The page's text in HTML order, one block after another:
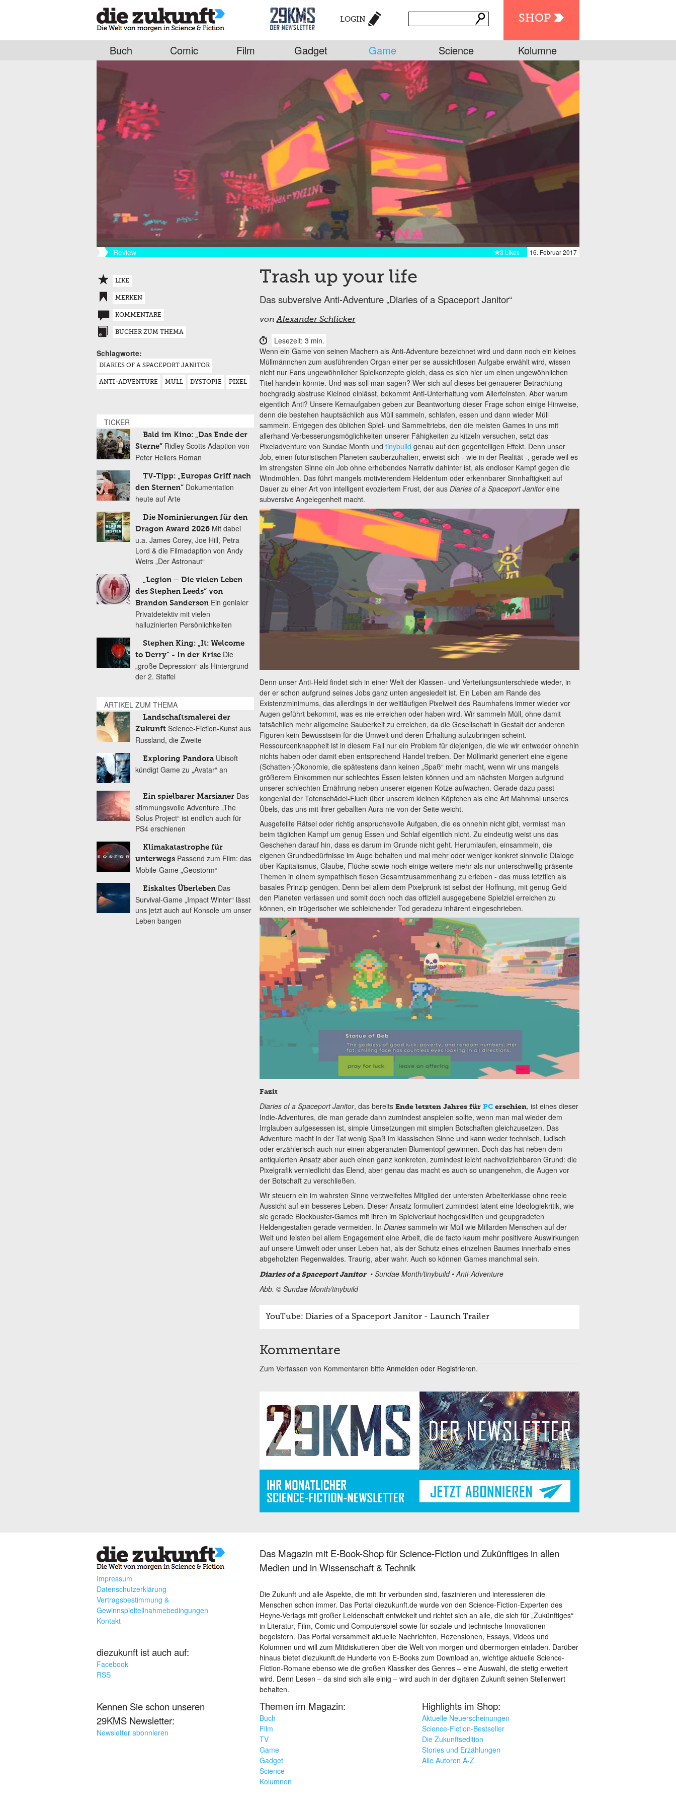
SHOP
LOGIN
Buch Comic Film Gadget Game Science Kolumne
Review 16. Februar 2017
3 Likes
Trash up your life
Das subversive Anti-Adventure „Diaries of a Spaceport Janitor“
vonAlexander Schlicker
Lesezeit: 3 min.
Wenn ein Game von seinen Machern als Anti-Adventure bezeichnet wird und dann noch ein kleines
Müllmännchen zum ausführenden Organ einer per se aussichtlosen Aufgabe erwählt wird, wissen
nicht nur Fans ungewöhnlicher Spielkonzepte gleich, dass es sich hier um einen ungewöhnlichen
Titel handeln könnte. Und was soll man sagen? Wer sich auf dieses bei genauerer Betrachtung
hochgradig abstruse Kleinod einlässt, bekommt Anti-Unterhaltung vom Allerfeinsten. Aber warum
eigentlich Anti? Unsere Kernaufgaben geben zur Beantwortung dieser Frage schon einige Hinweise,
denn die bestehen hauptsächlich aus Müll sammeln, schlafen, essen und dann wieder Müll
sammeln. Entgegen des üblichen Spiel- und Sammeltriebs, den die meisten Games in uns mit
allerhand Verbesserungsmöglichkeiten unserer Fähigkeiten zu kitzeln versuchen, setzt das
Pixeladventure von Sundae Month und tinybuild genau auf den gegenteiligen Effekt. Denn unser
Job, einen futuristischen Planeten sauberzuhalten, erweist sich - wie in der Realität -, gerade weil es
im strengsten Sinne ein Job ohne erhebendes Narrativ dahinter ist, als endloser Kampf gegen die
Windmühlen. Das führt mangels motivierendem Heldentum oder erkennbarer Sinnhaftigkeit auf
Dauer zu einer Art von intelligent evoziertem Frust, der aus Diaries of a Spaceport Janitoreine
subversive Angelegenheit macht.
Denn unser Anti-Held findet sich in einer Welt der Klassen- und Verteilungsunterschiede wieder, in
der er schon aufgrund seines Jobs ganz unten angesiedelt ist. Ein Leben am Rande des
Existenzminimums, das allerdings in der weitläufigen Pixelwelt des Raumhafens immer wieder vor
Augen geführt bekommt, was es nie erreichen oder haben wird. Wir sammeln Müll, ohne damit
tatsächlich mehr allgemeine Sauberkeit zu erreichen, da die Gesellschaft in Gestalt der anderen
Figuren kein Bewusstsein für die Umwelt und deren Erhaltung aufzubringen scheint.
Ressourcenknappheit ist in diesem Fall nur ein Problem für diejenigen, die wie wir entweder ohnehin
nichts haben oder damit eben entsprechend Handel treiben. Der Müllmarkt generiert eine eigene
(Schatten-)Ökonomie, die spätestens dann keinen „Spaß“ mehr macht, wenn wir uns mangels
größerem Einkommen nur schlechtes Essen leisten können und am nächsten Morgen aufgrund
unserer schlechten Ernährung neben unserer eigenen Kotze aufwachen. Gerade dazu passt
kongenial der Totenschädel-Fluch über unserem kleinen Köpfchen als eine Art Mahnmal unseres
Übels, das uns mit ihrer geballten Aura nie von der Seite weicht.
Ausgefeilte Rätsel oder richtig anspruchsvolle Aufgaben, die es ohnehin nicht gibt, vermisst man
beim täglichen Kampf um genug Essen und Schlaf eigentlich nicht. Zu eindeutig weist uns das
Geschehen darauf hin, dass es darum im Grunde nicht geht. Herumlaufen, einsammeln, die
eigenen Grundbedürfnisse im Auge behalten und mal mehr oder weniger konkret sinnvolle Dialoge
über Kapitalismus, Glaube, Flüche sowie noch einige weitere mehr als nur unterschwellig präsente
Themen in einem sympathisch fiesen Gesamtzusammenhang zu erleben - das muss letztlich als
basales Prinzip genügen. Denn bei allem dem Pixelprunk ist selbst der Hoffnung, mit genug Geld
den Planeten verlassen und somit doch noch das offiziell ausgegebene Spielziel erreichen zu
können, ein trügerischer wie schleichender Tod geradezu inhärent eingeschrieben.
Fazit
Diaries of a Spaceport Janitor, das bereits Ende letzten Jahres für PCerschien, ist eines dieser
Indie-Adventures, die man gerade dann zumindest anspielen sollte, wenn man mal wieder dem
Irrglauben aufgesessen ist, simple Umsetzungen mit simplen Botschaften gleichzusetzen. Das
Adventure macht in der Tat wenig Spaß im klassischen Sinne und kann weder technisch, ludisch
oder erzählerisch auch nur einen abgeranzten Blumentopf gewinnen. Doch das hat neben dem
antiquierten Ansatz aber auch einen ganz konkreten, zumindest leicht nachvollziehbaren Grund: die
Pixelgrafik verniedlicht das Elend, aber genau das macht es auch so unangenehm, die Augen vor
der Botschaft zu verschließen.
Wir steuern ein im wahrsten Sinne verzweifeltes Mitglied der untersten Arbeiterklasse ohne reele
Aussicht auf ein besseres Leben. Dieser Ansatz formuliert zumindest latent eine Ideologiekritik, wie
sie gerade Blockbuster-Games mit ihren im Spielverlauf hochgeskillten und geupgradeten
Heldengestalten gerade vermeiden. In Diariessammeln wir Müll wie Millarden Menschen auf der
Welt und leisten bei allem Engagement eine Arbeit, die de facto kaum mehr positivere Auswirkungen
auf unsere Umwelt oder unser Leben hat, als der Schutz eines einzelnen Baumes innerhalb eines
abgeholzten Regenwaldes. Traurig, aber wahr. Auch so können Games manchmal sein.
Diaries of a Spaceport Janitor• Sundae Month/tinybuild • Anti-Adventure
Abb. © Sundae Month/tinybuild
YouTube: Diaries of a Spaceport Janitor - Launch Trailer
Kommentare
Zum Verfassen von Kommentaren bitte Anmelden oder Registrieren.
LIKE
MERKEN
KOMMENTARE
BÜCHER ZUM THEMA
Schlagworte:
DIARIES OF A SPACEPORT JANITOR
ANTI-ADVENTURE MÜLL DYSTOPIE PIXEL
TICKER
Bald im Kino: „Das Ende der
Sterne“ Ridley Scotts Adaption von
Peter Hellers Roman
TV-Tipp: „Europas Griff nach
den Sternen“ Dokumentation
heute auf Arte
Die Nominierungen für den
Dragon Award 2026 Mit dabei
u.a. James Corey, Joe Hill, Petra
Lord & die Filmadaption von Andy
Weirs „Der Astronaut“
„Legion – Die vielen Leben
des Stephen Leeds“ von
Brandon Sanderson Ein genialer
Privatdetektiv mit vielen
halluzinierten Persönlichkeiten
Stephen King: „It: Welcome
to Derry“ - In der Krise Die
„große Depression“ als Hintergrund
der 2. Staffel
ARTIKEL ZUM THEMA
Landschaftsmalerei der
Zukunft Science-Fiction-Kunst aus
Russland, die Zweite
Exploring Pandora Ubisoft
kündigt Game zu „Avatar“ an
Ein spielbarer Marsianer Das
stimmungsvolle Adventure „The
Solus Project“ ist endlich auch für
PS4 erschienen
Klimakatastrophe für
unterwegs Passend zum Film: das
Mobile-Game „Geostorm“
Eiskaltes Überleben Das
Survival-Game „Impact Winter“ lässt
uns jetzt auch auf Konsole um unser
Leben bangen
Impressum
Datenschutzerklärung
Vertragsbestimmung &
Gewinnspielteilnahmebedingungen
Kontakt
diezukunft ist auch auf:
Facebook
RSS
Kennen Sie schon unseren
29KMS Newsletter:
Newsletter abonnieren
Das Magazin mit E-Book-Shop für Science-Fiction und Zukünftiges in allen
Medien und in Wissenschaft & Technik
Die Zukunft und alle Aspekte, die mit ihr verbunden sind, faszinieren und interessieren die
Menschen schon immer. Das Portal diezukunft.de wurde von den Science-Fiction-Experten des
Heyne-Verlags mit großer Leidenschaft entwickelt und richtet sich an alle, die sich für „Zukünftiges“
in Literatur, Film, Comic und Computerspiel sowie für soziale und technische Innovationen
begeistern. Das Portal versammelt aktuelle Nachrichten, Rezensionen, Essays, Videos und
Kolumnen und will zum Mitdiskutieren über die Welt von morgen und übermorgen einladen. Darüber
hinaus bietet diezukunft.de Hunderte von E-Books zum Download an, wichtige aktuelle Science-
Fiction-Romane ebenso wie die großen Klassiker des Genres – eine Auswahl, die stetig erweitert
wird. Denn Lesen – da sind sich alle einig – wird auch in der digitalen Zukunft seinen Stellenwert
behalten.
Themen im Magazin:
Buch
Film
TV
Game
Gadget
Science
Kolumnen
Highlights im Shop:
Aktuelle Neuerscheinungen
Science-Fiction-Bestseller
Die Zukunftsedition
Stories und Erzählungen
Alle Autoren A-Z